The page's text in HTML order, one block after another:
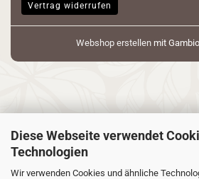
Diese Webseite verwendet
Technologien
Wir verwenden Cookies und ähnliche
Vertrag widerrufen
Webshop erstellenmit